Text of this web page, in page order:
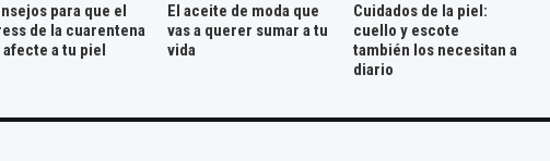
para que el
de la cuarentena
afecte a tu piel
El aceite de moda que
vas a querer sumar a tu
vida
Cuidados de la piel:
cuello y escote
también los necesitan a
diario